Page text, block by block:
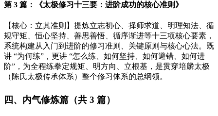
第 3 篇：《太极修习十三要：进阶成功的核心准则》
【核心：立其准则】提炼立志初心、择师求道、明理知法、循
规守矩、恒心坚持、善思善悟、循序渐进等十三项核心要素，
系统构建从入门到进阶的修习准则、关键原则与核心心法。既
讲 “为何练”，更讲 “怎么练、如何坚持、如何避错、如何进
阶”，为全程练拳定规矩、明方向、立根基，是贯穿培麟太极
（陈氏太极传承体系）整个修习体系的总纲领。
四、内气修炼篇（共 3 篇）